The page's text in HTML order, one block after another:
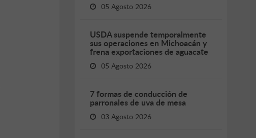
05 Agosto 2026
USDA suspende temporalmente
sus operaciones en Michoacán y
frena exportaciones de aguacate
05 Agosto 2026
7 formas de conducción de
parronales de uva de mesa
03 Agosto 2026